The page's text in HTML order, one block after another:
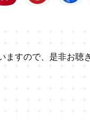
すので、是非お聴